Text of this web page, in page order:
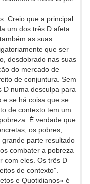
Creio que a principal
um dos três D afeta
as suas
que ser
desdobrado nas suas
do mercado de
de conjuntura. Sem
D numa desculpa para
se há coisa que se
de contexto tem um
É verdade que
os pobres,
parte resultado
combater a pobreza
com eles. Os três D
de contexto”.
e Quotidianos» é